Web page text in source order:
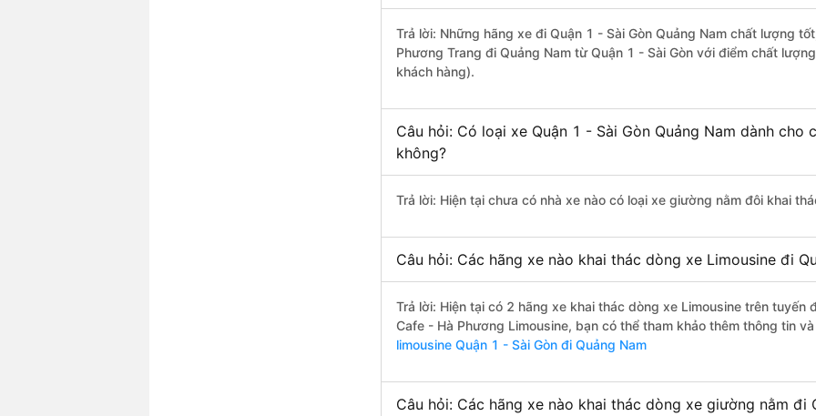
Trả lời: Những hãng xe đi Quận 1 - Sài Gòn Quảng Nam chất lượng
Phương Trang đi Quảng Nam từ Quận 1 - Sài Gòn với điểm chất
khách hàng).
Câu hỏi: Có loại xe Quận 1 - Sài Gòn Quảng Nam dành cho
không?
Trả lời: Hiện tại chưa có nhà xe nào có loại xe giường nằm đôi khai
Câu hỏi: Các hãng xe nào khai thác dòng xe Limousine đi
Trả lời: Hiện tại có 2 hãng xe khai thác dòng xe Limousine trên tuyến
Cafe - Hà Phương Limousine, bạn có thể tham khảo thêm thông tin
limousine Quận 1 - Sài Gòn đi Quảng Nam
Câu hỏi: Các hãng xe nào khai thác dòng xe giường nằm đi